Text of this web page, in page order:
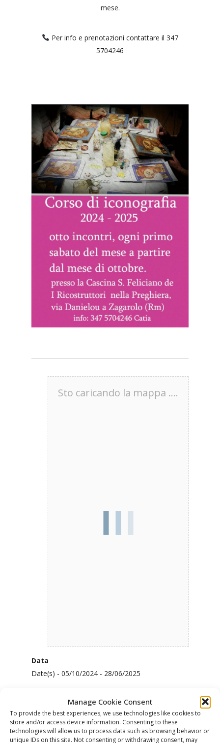
Manage Cookie Consent
To provide the best experiences, we use technologies like cookies to
store and/or access device information. Consenting to these
technologies will allow us to process data such as browsing behavior or
unique IDs on this site. Not consenting or withdrawing consent, may
mese.
Per info e prenotazioni contattare il 347
5704246
Sto caricando la mappa ....
Data
Date(s) - 05/10/2024 - 28/06/2025
Cascina di San Feliciano, Zagarolo (RM)